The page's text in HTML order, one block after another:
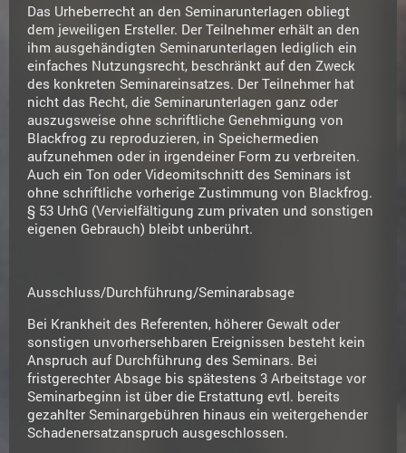
Das Urheberrecht an den Seminarunterlagen obliegt
dem jeweiligen Ersteller. Der Teilnehmer erhält an den
ihm ausgehändigten Seminarunterlagen lediglich ein
einfaches Nutzungsrecht, beschränkt auf den Zweck
des konkreten Seminareinsatzes. Der Teilnehmer hat
nicht das Recht, die Seminarunterlagen ganz oder
auszugsweise ohne schriftliche Genehmigung von
Blackfrog zu reproduzieren, in Speichermedien
aufzunehmen oder in irgendeiner Form zu verbreiten.
Auch ein Ton oder Videomitschnitt des Seminars ist
ohne schriftliche vorherige Zustimmung von Blackfrog.
§ 53 UrhG (Vervielfältigung zum privaten und sonstigen
eigenen Gebrauch) bleibt unberührt.
Ausschluss/Durchführung/Seminarabsage
Bei Krankheit des Referenten, höherer Gewalt oder
sonstigen unvorhersehbaren Ereignissen besteht kein
Anspruch auf Durchführung des Seminars. Bei
fristgerechter Absage bis spätestens 3 Arbeitstage vor
Seminarbeginn ist über die Erstattung evtl. bereits
gezahlter Seminargebühren hinaus ein weitergehender
Schadenersatzanspruch ausgeschlossen.